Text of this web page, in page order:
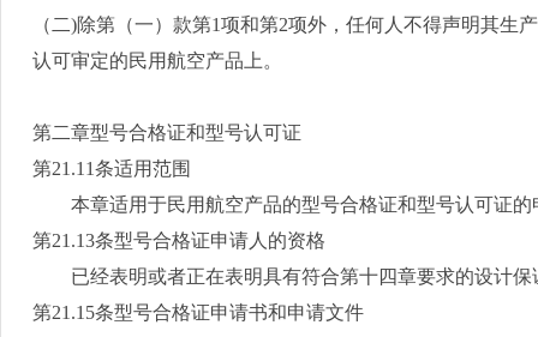
（二)除第（一）款第1项和第2项外，任何人不得声明其生
认可审定的民用航空产品上。
第二章型号合格证和型号认可证
第21.11条适用范围
本章适用于民用航空产品的型号合格证和型号认可证的
第21.13条型号合格证申请人的资格
已经表明或者正在表明具有符合第十四章要求的设计保
第21.15条型号合格证申请书和申请文件